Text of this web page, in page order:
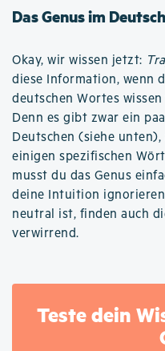
Das Genus im
Okay, wir wissen jetzt:
diese Information, wenn
deutschen Wortes
Denn es gibt zwar ein
Deutschen (siehe
einigen spezifischen
musst du das Genus
deine Intuition
neutral ist, finden auch
verwirrend.
Teste dein